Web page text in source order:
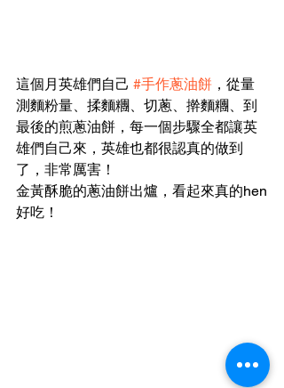
這個月英雄們自己 #手作蔥油餅 ，從量
測麵粉量、揉麵糰、切蔥、擀麵糰、到
最後的煎蔥油餅，每一個步驟全都讓英
雄們自己來，英雄也都很認真的做到
了，非常厲害！
金黃酥脆的蔥油餅出爐，看起來真的hen
好吃！